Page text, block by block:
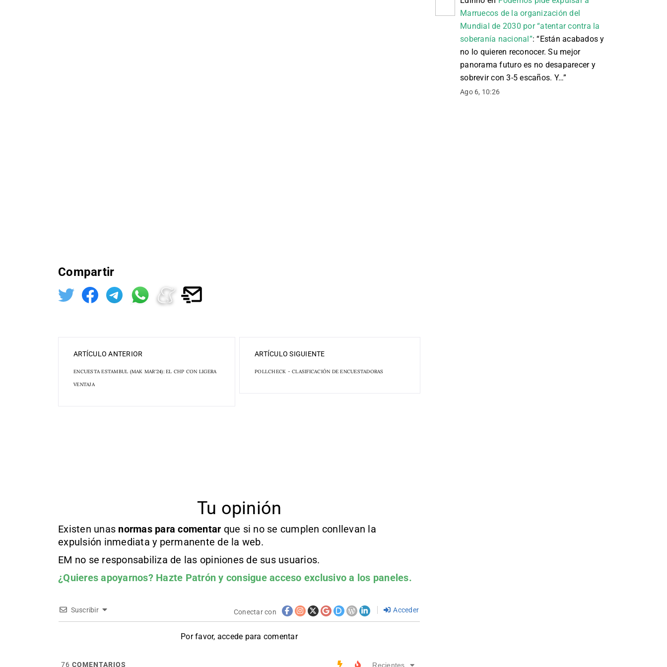
Compartir
ARTÍCULO ANTERIOR
ENCUESTA ESTAMBUL (MAK MAR'24): EL CHP CON LIGERA
VENTAJA
ARTÍCULO SIGUIENTE
POLLCHECK - CLASIFICACIÓN DE ENCUESTADORAS
Tu opinión
Existen unas normas para comentar que si no se cumplen conllevan la
expulsión inmediata y permanente de la web.
EM no se responsabiliza de las opiniones de sus usuarios.
¿Quieres apoyarnos? Hazte Patrón y consigue acceso exclusivo a los paneles.
Suscribir Conectar con Acceder
Por favor, accede para comentar
76 COMENTARIOS Recientes
Marruecos de la organización del
Mundial de 2030 por “atentar contra la
soberanía nacional”: “Están acabados y
no lo quieren reconocer. Su mejor
panorama futuro es no desaparecer y
sobrevir con 3-5 escaños. Y…”
Ago 6, 10:26